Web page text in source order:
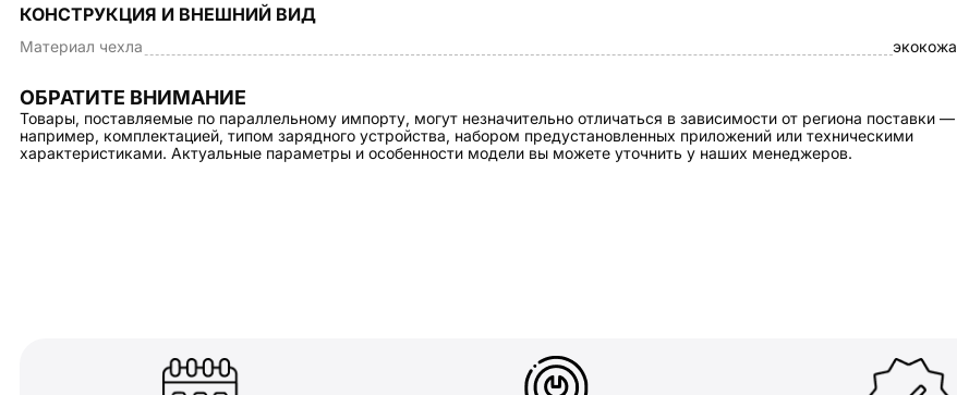
КОНСТРУКЦИЯ И ВНЕШНИЙ ВИД
Материал чехла экокожа
ОБРАТИТЕ ВНИМАНИЕ
Товары, поставляемые по параллельному импорту, могут незначительно отличаться в зависимости от региона поставки —
например, комплектацией, типом зарядного устройства, набором предустановленных приложений или техническими
характеристиками. Актуальные параметры и особенности модели вы можете уточнить у наших менеджеров.